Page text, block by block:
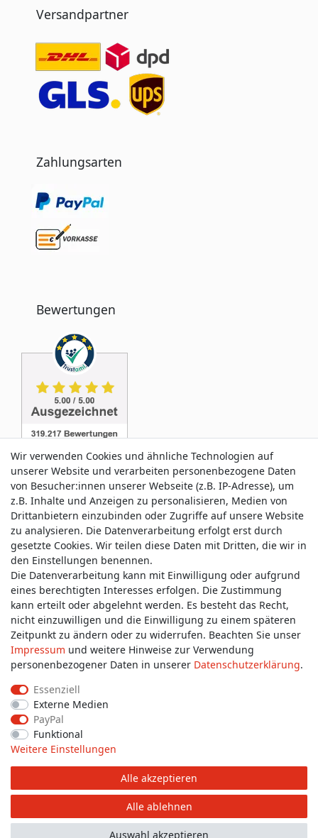
Versandpartner
Zahlungsarten
Bewertungen
Service & Kontakt
Wünschen Sie einen Rückruf?
service@allmyclothes.de
Schreiben Sie uns:
service@allmyclothes.de
Impressum
Widerrufs­recht
© Copyright 2026 allmyclothes.de | Alle Rechte vorbehalten.
Wir verwenden Cookies und ähnliche Technologien auf
unserer Website und verarbeiten personenbezogene Daten
von Besucher:innen unserer Webseite (z.B. IP-Adresse), um
z.B. Inhalte und Anzeigen zu personalisieren, Medien von
Drittanbietern einzubinden oder Zugriffe auf unsere Website
zu analysieren. Die Datenverarbeitung erfolgt erst durch
gesetzte Cookies. Wir teilen diese Daten mit Dritten, die wir in
den Einstellungen benennen.
Die Datenverarbeitung kann mit Einwilligung oder aufgrund
eines berechtigten Interesses erfolgen. Die Zustimmung
kann erteilt oder abgelehnt werden. Es besteht das Recht,
nicht einzuwilligen und die Einwilligung zu einem späteren
Zeitpunkt zu ändern oder zu widerrufen. Beachten Sie unser
Impressum und weitere Hinweise zur Verwendung
personenbezogener Daten in unserer Daten­schutz­erklärung.
Essenziell
Externe Medien
PayPal
Funktional
Weitere Einstellungen
Alle akzeptieren
Alle ablehnen
Auswahl akzeptieren